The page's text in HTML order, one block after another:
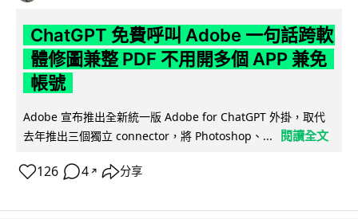
ChatGPT 免費呼叫 Adobe 一句話跨軟
體修圖兼整 PDF 不用開多個 APP 兼免
帳號
Adobe 宣布推出全新統一版 Adobe for ChatGPT 外掛，取代
去年推出三個獨立 connector，將 Photoshop、...
閱讀全文
126 4 ↗ 分享